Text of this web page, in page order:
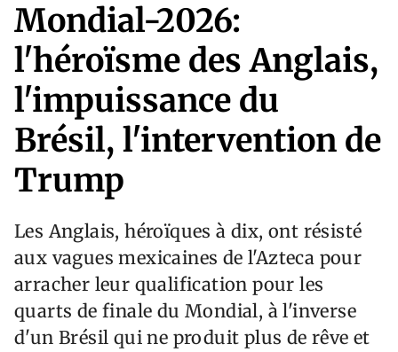
Mondial-2026:
l'héroïsme des Anglais,
l'impuissance du
Brésil, l'intervention de
Trump
Les Anglais, héroïques à dix, ont résisté
aux vagues mexicaines de l'Azteca pour
arracher leur qualification pour les
quarts de finale du Mondial, à l'inverse
d'un Brésil qui ne produit plus de rêve et